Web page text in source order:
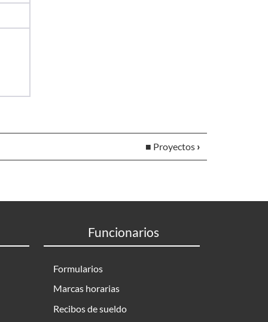
■ Proyectos ›
Funcionarios
Formularios
Marcas horarias
Recibos de sueldo